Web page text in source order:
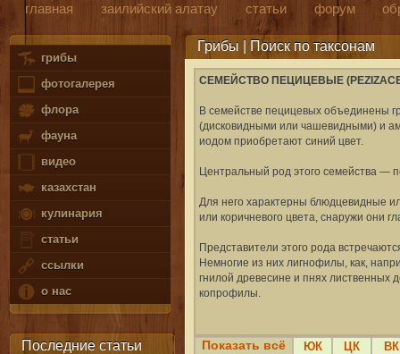
главная заилийский алатау статьи форум
грибы
фотогалерея
флора
фауна
видео
казахстан
кулинария
статьи
ссылки
о нас
Последние статьи
Грибы | Поиск по таксонам
СЕМЕЙСТВО ПЕЦИЦЕВЫЕ
В семействе пецицевых объединены
(дисковидными или чашевидными) и
иодом приобретают синий цвет.
Центральный род этого семейства —
Для него характерны блюдцевидные
или коричневого цвета, снаружи они
Представители этого рода
Немногие из них лигнофилы, как,
гнилой древесине и пнях лиственных
копрофилы.
Показать всё ЮК ЦК
ВК